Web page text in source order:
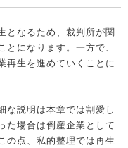
となるため、裁判所が関
になります。一方で、
再生を進めていくことに
な説明は本章では割愛し
た場合は倒産企業として
の点、私的整理では再生